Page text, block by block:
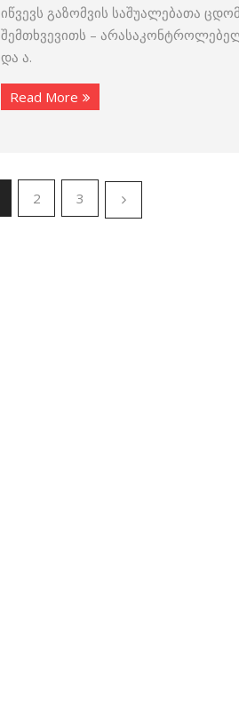
იწვევს გაზომვის საშუალებათა
შემთხვევითს –
და ა.
Read More
2 3